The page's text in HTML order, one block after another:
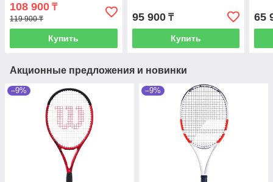
108 900 ₸
119 900 ₸
Купить
95 900₸
Купить
65
Акционные предложения и новинки
–9% –9%